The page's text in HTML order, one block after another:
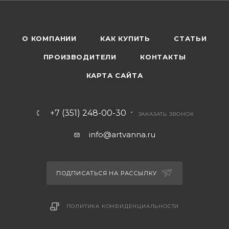
О КОМПАНИИ КАК КУПИТЬ СТАТЬИ
ПРОИЗВОДИТЕЛИ КОНТАКТЫ
КАРТА САЙТА
+7 (351) 248-00-30 ЗАКАЗАТЬ ЗВОНОК
info@artvanna.ru
ПОДПИСАТЬСЯ НА РАССЫЛКУ
ПОЛИТИКА КОНФИДЕНЦИАЛЬНОСТИ